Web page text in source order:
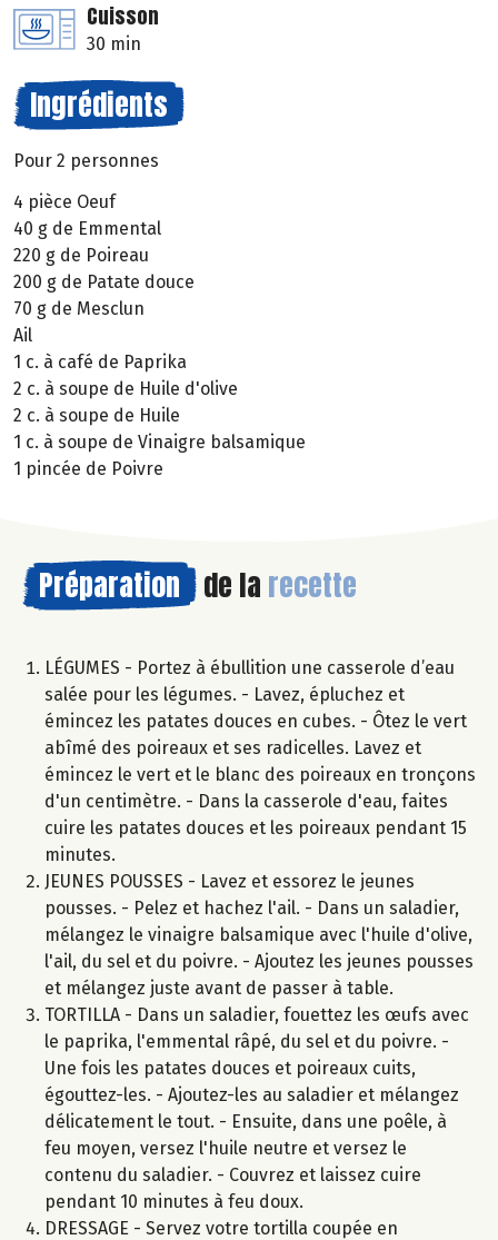
Cuisson
30 min
Ingrédients
Pour 2 personnes
4 pièce Oeuf
40 g de Emmental
220 g de Poireau
200 g de Patate douce
70 g de Mesclun
Ail
1 c. à café de Paprika
2 c. à soupe de Huile d'olive
2 c. à soupe de Huile
1 c. à soupe de Vinaigre balsamique
1 pincée de Poivre
Préparation de la recette
LÉGUMES - Portez à ébullition une casserole d’eau
salée pour les légumes. - Lavez, épluchez et
émincez les patates douces en cubes. - Ôtez le vert
abîmé des poireaux et ses radicelles. Lavez et
émincez le vert et le blanc des poireaux en tronçons
d'un centimètre. - Dans la casserole d'eau, faites
cuire les patates douces et les poireaux pendant 15
minutes.
JEUNES POUSSES - Lavez et essorez le jeunes
pousses. - Pelez et hachez l'ail. - Dans un saladier,
mélangez le vinaigre balsamique avec l'huile d'olive,
l'ail, du sel et du poivre. - Ajoutez les jeunes pousses
et mélangez juste avant de passer à table.
TORTILLA - Dans un saladier, fouettez les œufs avec
le paprika, l'emmental râpé, du sel et du poivre. -
Une fois les patates douces et poireaux cuits,
égouttez-les. - Ajoutez-les au saladier et mélangez
délicatement le tout. - Ensuite, dans une poêle, à
feu moyen, versez l'huile neutre et versez le
contenu du saladier. - Couvrez et laissez cuire
pendant 10 minutes à feu doux.
DRESSAGE - Servez votre tortilla coupée en